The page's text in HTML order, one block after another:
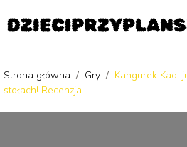
Strona główna / Gry / Kangurek Kao:
stołach! Recenzja